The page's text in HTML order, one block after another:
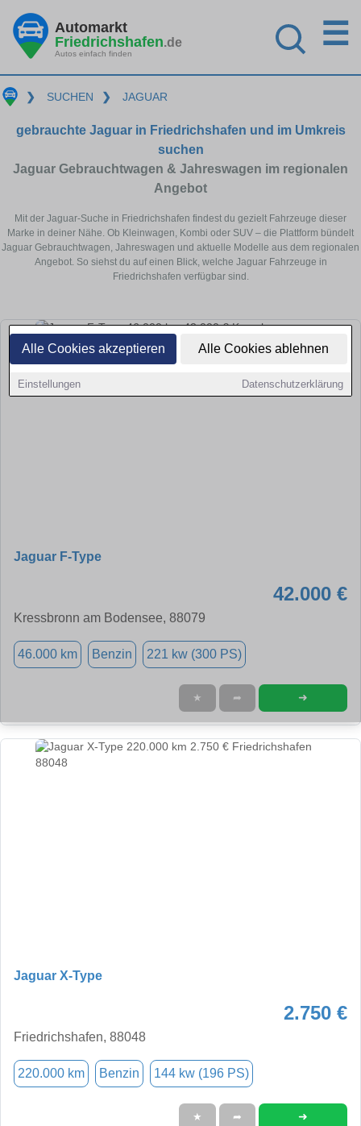
Alle Cookies akzeptieren Alle Cookies ablehnen
Einstellungen Datenschutzerklärung
Automarkt
Friedrichshafen.de
Autos einfach finden
☰
❯ SUCHEN ❯ JAGUAR
gebrauchte Jaguar in Friedrichshafen und im Umkreis
suchen
Jaguar Gebrauchtwagen & Jahreswagen im regionalen
Angebot
Mit der Jaguar-Suche in Friedrichshafen findest du gezielt Fahrzeuge dieser
Marke in deiner Nähe. Ob Kleinwagen, Kombi oder SUV – die Plattform bündelt
Jaguar Gebrauchtwagen, Jahreswagen und aktuelle Modelle aus dem regionalen
Angebot. So siehst du auf einen Blick, welche Jaguar Fahrzeuge in
Friedrichshafen verfügbar sind.
Jaguar F-Type
42.000 €
Kressbronn am Bodensee, 88079
46.000 km Benzin 221 kw (300 PS)
★ ➦ ➜
Jaguar X-Type
2.750 €
Friedrichshafen, 88048
220.000 km Benzin 144 kw (196 PS)
★ ➦ ➜